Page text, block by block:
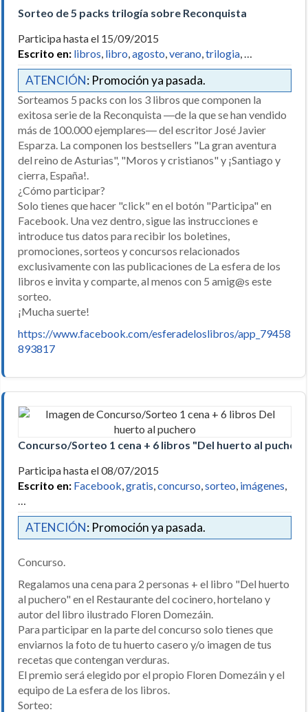
Sorteo de 5 packs trilogía sobre Reconquista
Participa hasta el 15/09/2015
Escrito en: libros, libro,agosto,verano,trilogia, …
ATENCIÓN: Promoción ya pasada.
Sorteamos 5 packs con los 3 libros que componen la
exitosa serie de la Reconquista ―de la que se han vendido
más de 100.000 ejemplares― del escritor José Javier
Esparza. La componen los bestsellers "La gran aventura
del reino de Asturias", "Moros y cristianos" y ¡Santiago y
cierra, España!.
¿Cómo participar?
Solo tienes que hacer "click" en el botón "Participa" en
Facebook. Una vez dentro, sigue las instrucciones e
introduce tus datos para recibir los boletines,
promociones, sorteos y concursos relacionados
exclusivamente con las publicaciones de La esfera de los
libros e invita y comparte, al menos con 5 amig@s este
sorteo.
¡Mucha suerte!
https://www.facebook.com/esferadeloslibros/app_79458
893817
Concurso/Sorteo 1 cena + 6 libros "Del huerto al
Participa hasta el 08/07/2015
Escrito en: Facebook,gratis,concurso,sorteo, imágenes,
…
ATENCIÓN: Promoción ya pasada.
Concurso.
Regalamos una cena para 2 personas + el libro "Del huerto
al puchero" en el Restaurante del cocinero, hortelano y
autor del libro ilustrado Floren Domezáin.
Para participar en la parte del concurso solo tienes que
enviarnos la foto de tu huerto casero y/o imagen de tus
recetas que contengan verduras.
El premio será elegido por el propio Floren Domezáin y el
equipo de La esfera de los libros.
Sorteo: